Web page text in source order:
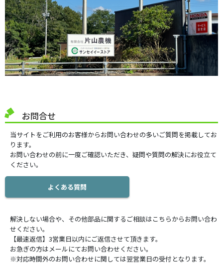
お問合せ
当サイトをご利用のお客様からお問い合わせの多いご質問を掲載してお
ります。
お問い合わせの前に一度ご確認いただき、疑問や質問の解決にお役立て
ください。
よくある質問
解決しない場合や、その他部品に関するご相談はこちらからお問い合わ
せください。
【最速返信】3営業日以内にご返信させて頂きます。
お急ぎの方はメールにてお問い合わせください。
※対応時間外のお問い合わせに関しては翌営業日の受付となります。